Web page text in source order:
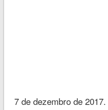
7 de dezembro de 2017.